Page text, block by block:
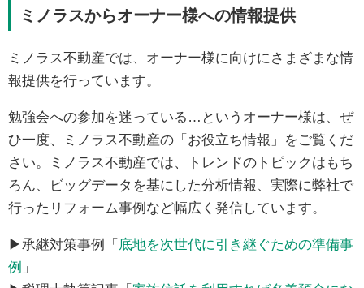
ミノラスからオーナー様への情報提供
ミノラス不動産では、オーナー様に向けにさまざまな情
報提供を行っています。
勉強会への参加を迷っている…というオーナー様は、ぜ
ひ一度、ミノラス不動産の「お役立ち情報」をご覧くだ
さい。ミノラス不動産では、トレンドのトピックはもち
ろん、ビッグデータを基にした分析情報、実際に弊社で
行ったリフォーム事例など幅広く発信しています。
▶承継対策事例「 底地を次世代に引き継ぐための準備事
例 」